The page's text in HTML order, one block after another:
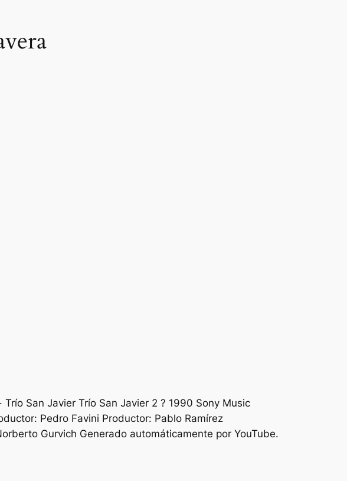
San Javier Trío San Javier 2 ? 1990 Sony Music
Pedro Favini Productor: Pablo Ramírez
Gurvich Generado automáticamente por YouTube.